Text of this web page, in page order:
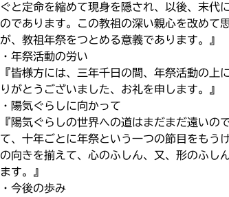
ぐと定命を縮めて現身を隠され、以後、末代
のであります。この教祖の深い親心を改めて
が、教祖年祭をつとめる意義であります。』
・年祭活動の労い
『皆様方には、三年千日の間、年祭活動の
りがとうございました、お礼を申します。』
・陽気ぐらしに向かって
『陽気ぐらしの世界への道はまだまだ遠い
て、十年ごとに年祭という一つの節目をもう
の向きを揃えて、心のふしん、又、形のふし
ます。』
・今後の歩み